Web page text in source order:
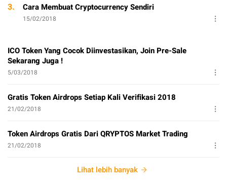
3. Cara Membuat Cryptocurrency Sendiri
15/02/2018
ICO Token Yang Cocok Diinvestasikan, Join Pre-Sale
Sekarang Juga !
5/03/2018
Gratis Token Airdrops Setiap Kali Verifikasi 2018
21/02/2018
Token Airdrops Gratis Dari QRYPTOS Market Trading
21/02/2018
Lihat lebih banyak